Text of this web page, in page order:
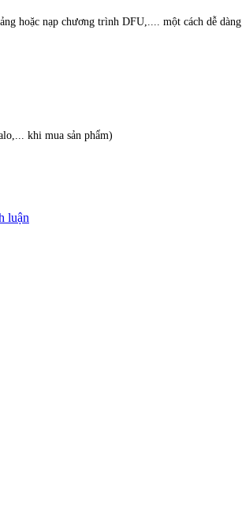
hoặc nạp chương trình DFU,.... một cách dễ dàng
khi mua sản phẩm)
luận